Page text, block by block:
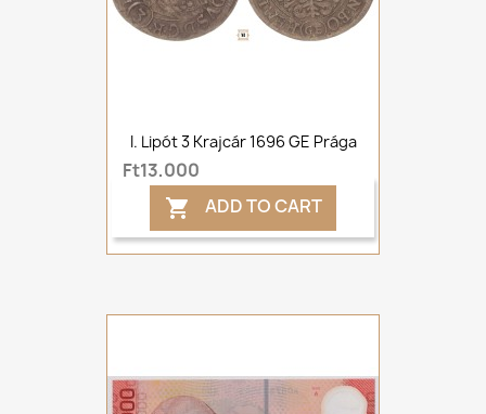
I. Lipót 3 Krajcár 1696 GE Prága
Ft13,000
 ADD TO CART